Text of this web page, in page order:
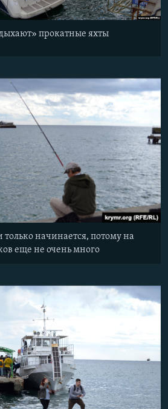
прокатные яхты
начинается, потому на
еще не очень много